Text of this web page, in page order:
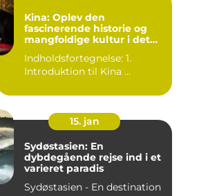
Kina: Oplev den
fascinerende historie og
mangfoldige kultur i det
Indholdsfortegnelse: 1.
Introduktion til Kina ...
15. jan
Sydøstasien: En
dybdegående rejse ind i et
varieret paradis
Sydøstasien - En destination